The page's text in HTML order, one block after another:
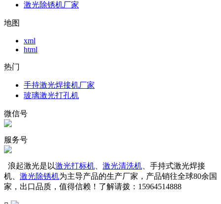
激光除锈机厂家
地图
xml
html
热门
手持激光焊接机厂家
玻璃激光打孔机
微信号
服务号
浪起激光是以激光打标机 激光清洗机 、手持式激光焊接
机、 激光除锈机为主导产品的生产厂家，产品销往全球80余国
家，出口品质，值得信赖！了解请拨：15964514888